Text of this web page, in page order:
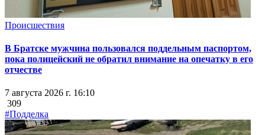
Происшествия
В Братске мужчина пользовался поддельным паспортом,
пока полицейский не обратил внимание на опечатку в его
отчестве
7 августа 2026 г. 16:10
309
#Подделка